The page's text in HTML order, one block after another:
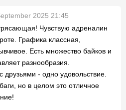
2025 21:45
Чувствую адреналин
Графика классная,
Есть множество байков и
разнообразия.
друзьями - одно удовольствие.
но в целом это отличное